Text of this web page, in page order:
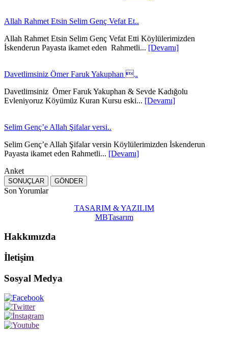
Allah Rahmet Etsin Selim Genç Vefat Et..
Allah Rahmet Etsin Selim Genç Vefat Etti Köylülerimizden
İskenderun Payasta ikamet eden Rahmetli... [Devamı]
Davetlimsiniz Ömer Faruk Yakuphan ..
Davetlimsiniz Ömer Faruk Yakuphan & Sevde Kadığolu
Evleniyoruz Köyümüz Kuran Kursu eski... [Devamı]
Selim Genç’e Allah Şifalar versi..
Selim Genç’e Allah Şifalar versin Köylülerimizden İskenderun
Payasta ikamet eden Rahmetli... [Devamı]
Anket
Son Yorumlar
TASARIM & YAZILIM
MBTasarım
Hakkımızda
İletişim
Sosyal Medya